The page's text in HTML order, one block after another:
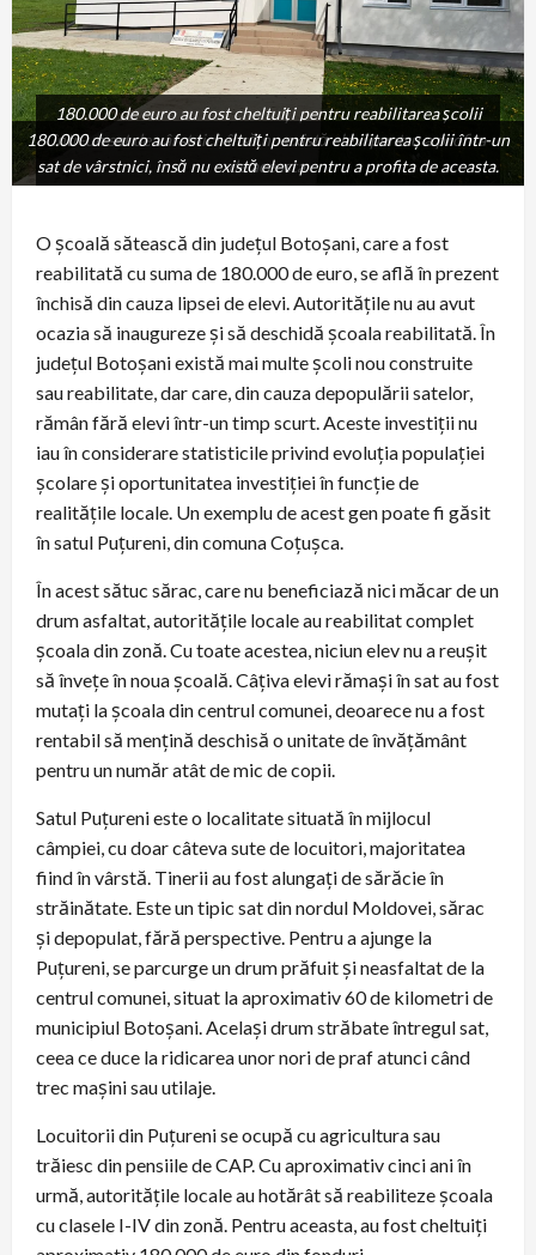
180.000 de euro au fost cheltuiți pentru reabilitarea școlii
într-un sat de vârstnici, însă nu există elevi pentru a profita
de aceasta.
180.000 de euro au fost cheltuiți pentru reabilitarea școlii într-un
sat de vârstnici, însă nu există elevi pentru a profita de aceasta.
O școală sătească din județul Botoșani, care a fost
reabilitată cu suma de 180.000 de euro, se află în prezent
închisă din cauza lipsei de elevi. Autoritățile nu au avut
ocazia să inaugureze și să deschidă școala reabilitată. În
județul Botoșani există mai multe școli nou construite
sau reabilitate, dar care, din cauza depopulării satelor,
rămân fără elevi într-un timp scurt. Aceste investiții nu
iau în considerare statisticile privind evoluția populației
școlare și oportunitatea investiției în funcție de
realitățile locale. Un exemplu de acest gen poate fi găsit
în satul Puțureni, din comuna Coțușca.
În acest sătuc sărac, care nu beneficiază nici măcar de un
drum asfaltat, autoritățile locale au reabilitat complet
școala din zonă. Cu toate acestea, niciun elev nu a reușit
să învețe în noua școală. Câțiva elevi rămași în sat au fost
mutați la școala din centrul comunei, deoarece nu a fost
rentabil să mențină deschisă o unitate de învățământ
pentru un număr atât de mic de copii.
Satul Puțureni este o localitate situată în mijlocul
câmpiei, cu doar câteva sute de locuitori, majoritatea
fiind în vârstă. Tinerii au fost alungați de sărăcie în
străinătate. Este un tipic sat din nordul Moldovei, sărac
și depopulat, fără perspective. Pentru a ajunge la
Puțureni, se parcurge un drum prăfuit și neasfaltat de la
centrul comunei, situat la aproximativ 60 de kilometri de
municipiul Botoșani. Același drum străbate întregul sat,
ceea ce duce la ridicarea unor nori de praf atunci când
trec mașini sau utilaje.
Locuitorii din Puțureni se ocupă cu agricultura sau
trăiesc din pensiile de CAP. Cu aproximativ cinci ani în
urmă, autoritățile locale au hotărât să reabiliteze școala
cu clasele I-IV din zonă. Pentru aceasta, au fost cheltuiți